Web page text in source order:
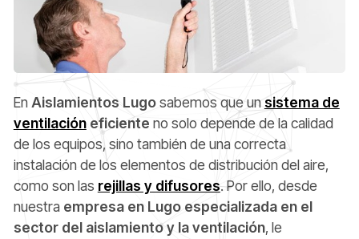
EnAislamientos Lugosabemos que unsistema de
ventilacióneficiente no solo depende de la calidad
de los equipos, sino también de una correcta
instalación de los elementos de distribución del aire,
como son las rejillas y difusores. Por ello, desde
nuestraempresa en Lugo especializada en el
sector del aislamiento y la ventilación, le